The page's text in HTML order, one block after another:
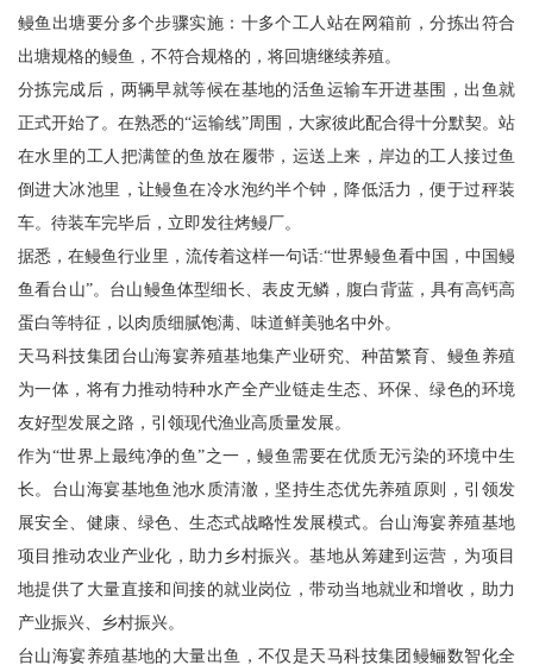
鳗鱼出塘要分多个步骤实施：十多个工人站在网箱前，分拣出符合
出塘规格的鳗鱼，不符合规格的，将回塘继续养殖。
分拣完成后，两辆早就等候在基地的活鱼运输车开进基围，出鱼就
正式开始了。在熟悉的“运输线”周围，大家彼此配合得十分默契。站
在水里的工人把满筐的鱼放在履带，运送上来，岸边的工人接过鱼
倒进大冰池里，让鳗鱼在冷水泡约半个钟，降低活力，便于过秤装
车。待装车完毕后，立即发往烤鳗厂。
据悉，在鳗鱼行业里，流传着这样一句话:“世界鳗鱼看中国，中国鳗
鱼看台山”。台山鳗鱼体型细长、表皮无鳞，腹白背蓝，具有高钙高
蛋白等特征，以肉质细腻饱满、味道鲜美驰名中外。
天马科技集团台山海宴养殖基地集产业研究、种苗繁育、鳗鱼养殖
为一体，将有力推动特种水产全产业链走生态、环保、绿色的环境
友好型发展之路，引领现代渔业高质量发展。
作为“世界上最纯净的鱼”之一，鳗鱼需要在优质无污染的环境中生
长。台山海宴基地鱼池水质清澈，坚持生态优先养殖原则，引领发
展安全、健康、绿色、生态式战略性发展模式。台山海宴养殖基地
项目推动农业产业化，助力乡村振兴。基地从筹建到运营，为项目
地提供了大量直接和间接的就业岗位，带动当地就业和增收，助力
产业振兴、乡村振兴。
台山海宴养殖基地的大量出鱼，不仅是天马科技集团鳗鲡数智化全